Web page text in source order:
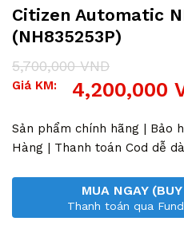
Citizen Automatic
(NH835253P)
5,700,000VND
Giá
5,700,000 VND.
4,200,000
Giá
là:
4,200,000 VND.
Giá KM:
Sản phẩm chính hãng | Bảo
Hàng | Thanh toán Cod dễ
MUA NGAY
Thanh toán qua